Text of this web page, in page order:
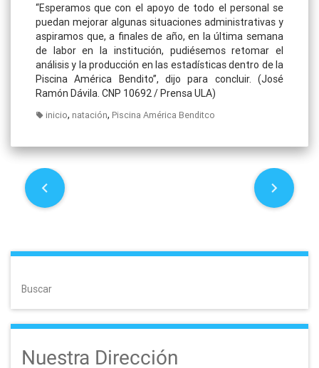
“Esperamos que con el apoyo de todo el personal se
puedan mejorar algunas situaciones administrativas y
aspiramos que, a finales de año, en la última semana
de labor en la institución, pudiésemos retomar el
análisis y la producción en las estadísticas dentro de la
Piscina América Bendito”, dijo para concluir. (José
Ramón Dávila. CNP 10692 / Prensa ULA)
inicio, natación, Piscina América Benditco
P
s
n
a
Buscar
Nuestra Dirección